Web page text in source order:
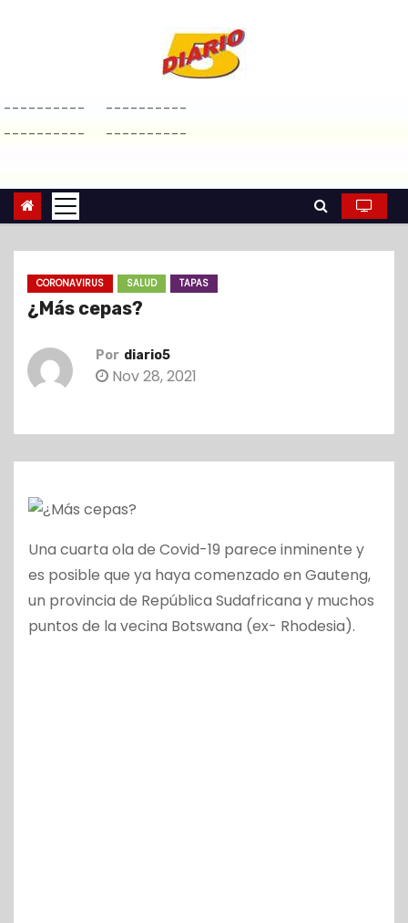
a
r
l
----------
----------
----------
----------
CORONAVIRUS SALUD TAPAS
¿Más cepas?
Por diario5
Nov 28, 2021
Una cuarta ola de Covid-19 parece inminente y
es posible que ya haya comenzado en Gauteng,
un provincia de República Sudafricana y muchos
puntos de la vecina Botswana (ex- Rhodesia).